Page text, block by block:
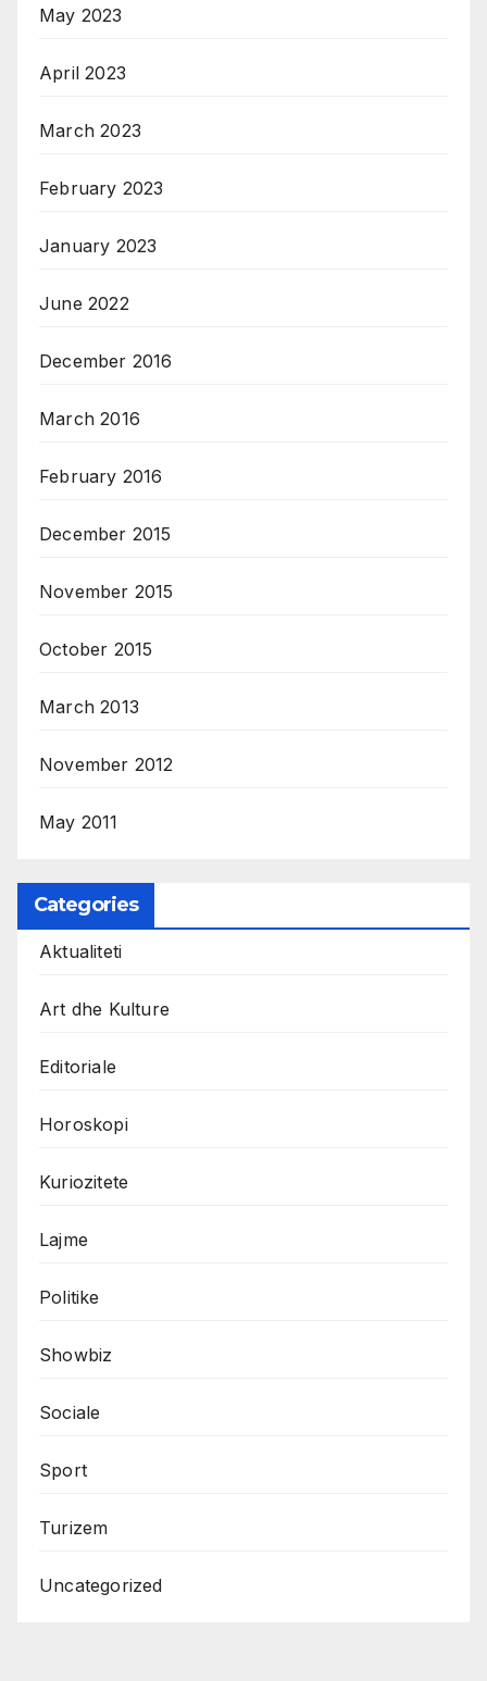
May 2023
April 2023
March 2023
February 2023
January 2023
June 2022
December 2016
March 2016
February 2016
December 2015
November 2015
October 2015
March 2013
November 2012
May 2011
Categories
Aktualiteti
Art dhe Kulture
Editoriale
Horoskopi
Kuriozitete
Lajme
Politike
Showbiz
Sociale
Sport
Turizem
Uncategorized